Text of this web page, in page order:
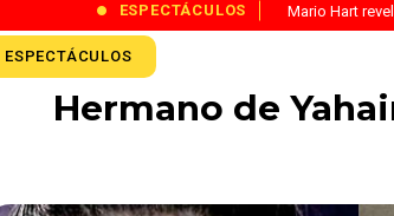
ESPECTÁCULOS Mario Hart
ESPECTÁCULOS
Hermano de